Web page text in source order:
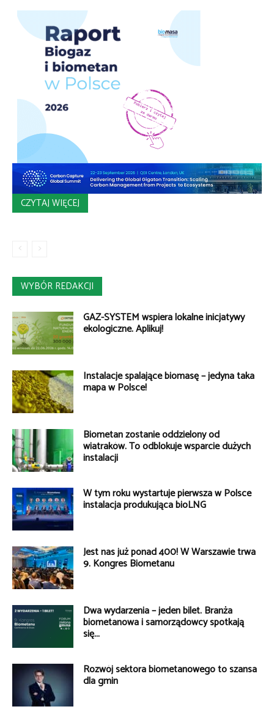
CZYTAJ WIĘCEJ
WYBÓR REDAKCJI
GAZ-SYSTEM wspiera lokalne inicjatywy
ekologiczne. Aplikuj!
Instalacje spalające biomasę – jedyna taka
mapa w Polsce!
Biometan zostanie oddzielony od
wiatraków. To odblokuje wsparcie dużych
instalacji
W tym roku wystartuje pierwsza w Polsce
instalacja produkująca bioLNG
Jest nas już ponad 400! W Warszawie trwa
9. Kongres Biometanu
Dwa wydarzenia – jeden bilet. Branża
biometanowa i samorządowcy spotkają
się...
Rozwój sektora biometanowego to szansa
dla gmin